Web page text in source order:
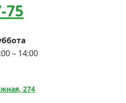
75
– 14:00
274